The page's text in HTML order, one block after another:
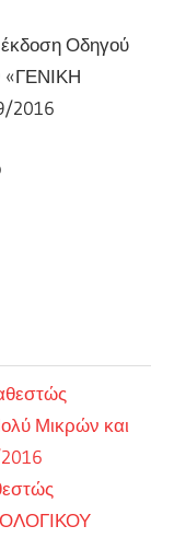
έκδοση Οδηγού
«ΓΕΝΙΚΗ
2016
Μικρών και